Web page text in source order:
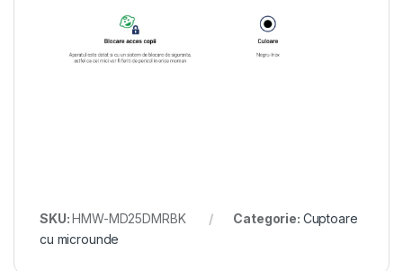
SKU:HMW-MD25DMRBK Categorie: Cuptoare
cu microunde